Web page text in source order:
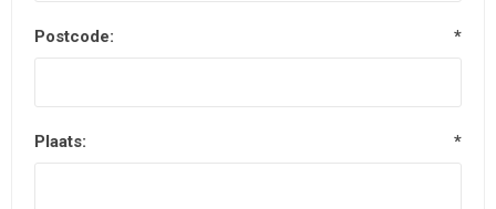
Postcode: *
Plaats: *